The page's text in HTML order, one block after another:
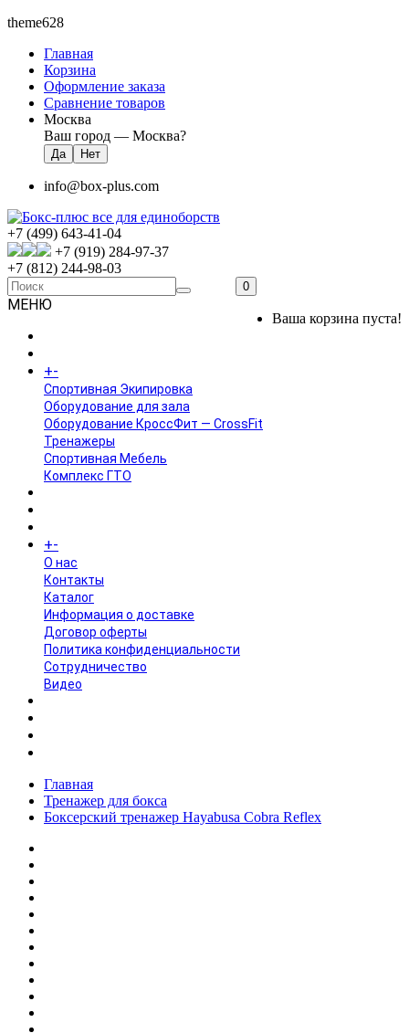
theme628
Главная
Корзина
Оформление заказа
Сравнение товаров
Москва
Ваш город — Москва?
info@box-plus.com
+7 (499) 643-41-04
+7 (919) 284-97-37
+7 (812) 244-98-03
0
Ваша корзина пуста!
МЕНЮ
+-
Спортивная Экипировка
Оборудование для зала
Оборудование КроссФит — CrossFit
Тренажеры
Спортивная Мебель
Комплекс ГТО
+-
O нас
Контакты
Каталог
Информация о доставке
Договор оферты
Политика конфиденциальности
Сотрудничество
Видео
Главная
Тренажер для бокса
Боксерский тренажер Hayabusa Cobra Reflex